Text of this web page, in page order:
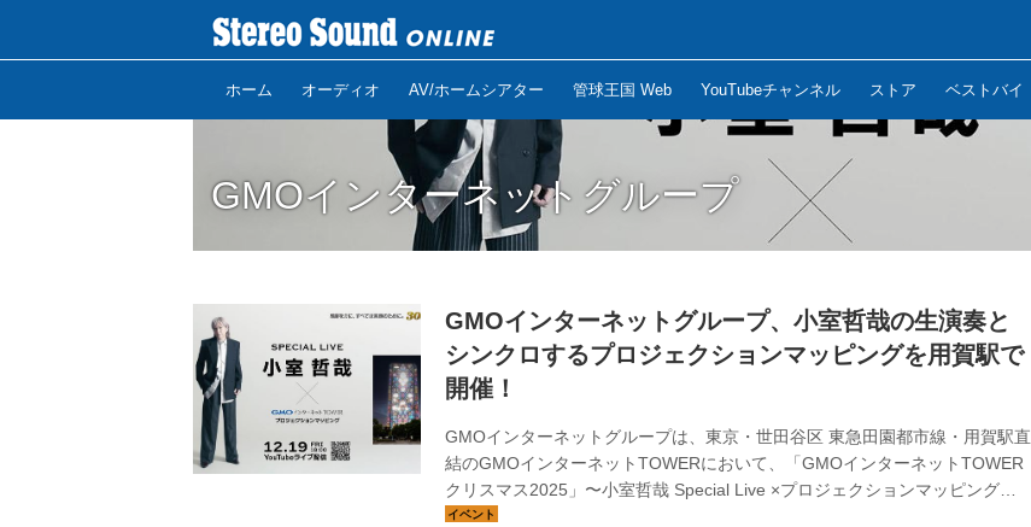
ホーム オーディオ AV/ホームシアター 管球王国 Web YouTubeチャンネル ストア ベストバイ
GMOインターネットグループ
GMOインターネットグループ、小室哲哉の生演奏と
シンクロするプロジェクションマッピングを用賀駅で
開催！
GMOインターネットグループは、東京・世田谷区 東急田園都市線・用賀駅直
結のGMOインターネットTOWERにおいて、「GMOインターネットTOWER
クリスマス2025」〜小室哲哉 Special Live ×プロジェクションマッピング〜
を2025年12月19日（金）18時に開催する。 イベントでは、GMOインターネ